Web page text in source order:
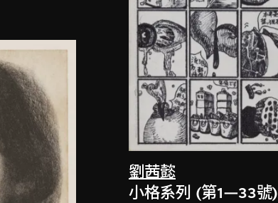
劉茜懿
小格系列 (第1—33號)